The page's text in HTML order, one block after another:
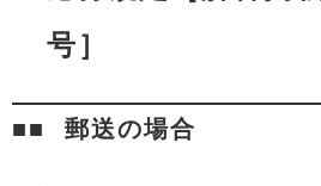
号］
郵送の場合